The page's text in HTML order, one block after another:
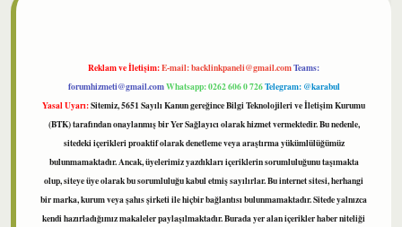
Reklam ve İletişim:E-mail:backlinkpaneli@gmail.comTeams:
forumhizmeti@gmail.comWhatsapp: 0262 606 0 726Telegram: @karabul
Yasal Uyarı:Sitemiz, 5651 Sayılı Kanun gereğince Bilgi Teknolojileri ve İletişim Kurumu
(BTK) tarafından onaylanmış bir Yer Sağlayıcı olarak hizmet vermektedir. Bu nedenle,
sitedeki içerikleri proaktif olarak denetleme veya araştırma yükümlülüğümüz
bulunmamaktadır. Ancak, üyelerimiz yazdıkları içeriklerin sorumluluğunu taşımakta
olup, siteye üye olarak bu sorumluluğu kabul etmiş sayılırlar. Bu internet sitesi, herhangi
bir marka, kurum veya şahıs şirketi ile hiçbir bağlantısı bulunmamaktadır. Sitede yalnızca
kendi hazırladığımız makaleler paylaşılmaktadır. Burada yer alan içerikler haber niteliği